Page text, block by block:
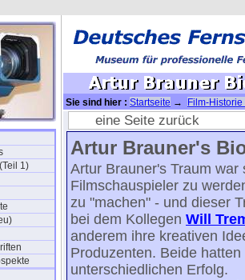
1)
Sie sind hier : Startseite →
Film-Historie
13
eine Seite zurück
Artur Brauner's
Artur Brauner's Traum
Filmschauspieler zu
zu "machen" - und dieser
bei dem Kollegen Will
anderem ihre kreativen
Produzenten. Beide
unterschiedlichen Erfolg.